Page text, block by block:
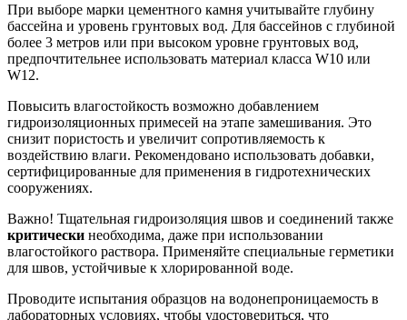
При выборе марки цементного камня учитывайте глубину
бассейна и уровень грунтовых вод. Для бассейнов с глубиной
более 3 метров или при высоком уровне грунтовых вод,
предпочтительнее использовать материал класса W10 или
W12.
Повысить влагостойкость возможно добавлением
гидроизоляционных примесей на этапе замешивания. Это
снизит пористость и увеличит сопротивляемость к
воздействию влаги. Рекомендовано использовать добавки,
сертифицированные для применения в гидротехнических
сооружениях.
Важно! Тщательная гидроизоляция швов и соединений также
критически необходима, даже при использовании
влагостойкого раствора. Применяйте специальные герметики
для швов, устойчивые к хлорированной воде.
Проводите испытания образцов на водонепроницаемость в
лабораторных условиях, чтобы удостовериться, что